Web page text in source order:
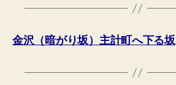
金沢（暗がり坂）主計町へ下る坂